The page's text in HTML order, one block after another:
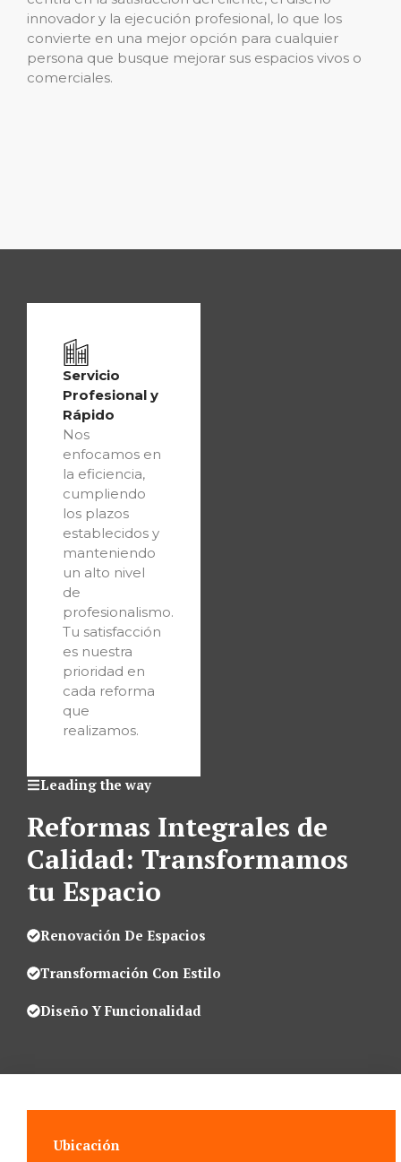
innovador y la ejecución profesional, lo que los
convierte en una mejor opción para cualquier
persona que busque mejorar sus espacios vivos o
comerciales.
Leading the way
Reformas Integrales de
Calidad: Transformamos
tu Espacio
Renovación De Espacios
Transformación Con Estilo
Diseño Y Funcionalidad
Servicio
Profesional y
Rápido
Nos
enfocamos en
la eficiencia,
cumpliendo
los plazos
establecidos y
manteniendo
un alto nivel
de
profesionalismo.
Tu satisfacción
es nuestra
prioridad en
cada reforma
que
realizamos.
Ubicación